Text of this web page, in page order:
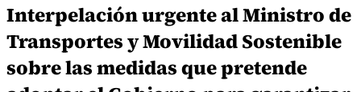
Interpelación urgente al Ministro de
Transportes y Movilidad Sostenible
sobre las medidas que pretende